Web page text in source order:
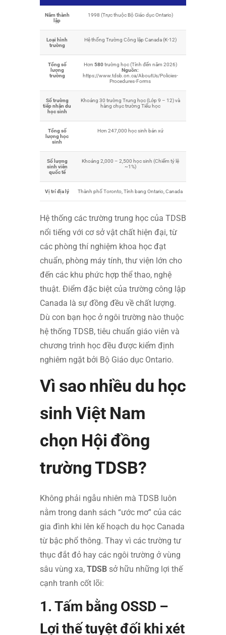
Năm thành
lập
1998 (Trực thuộc Bộ Giáo dục Ontario)
Loại hình
trường
Hệ thống Trường Công lập Canada (K-12)
Tổng số
lượng
trường
Hơn 580trường học (Tính đến năm 2026)
Nguồn:
https://www.tdsb.on.ca/AboutUs/Policies-
Procedures-Forms
Số trường
tiếp nhận du
học sinh
Khoảng 30 trường Trung học (Lớp 9 – 12) và
hàng chục trường Tiểu học
Tổng số
lượng học
sinh
Hơn 247,000 học sinh bản xứ
Số lượng
sinh viên
quốc tế
Khoảng 2,000 – 2,500 học sinh (Chiếm tỷ lệ
~1%)
Vị trí địa lý Thành phố Toronto, Tỉnh bang Ontario, Canada
Hệ thống các trường trung học của TDSB
nổi tiếng với cơ sở vật chất hiện đại, từ
các phòng thí nghiệm khoa học đạt
chuẩn, phòng máy tính, thư viện lớn cho
đến các khu phức hợp thể thao, nghệ
thuật. Điểm đặc biệt của trường công lập
Canada là sự đồng đều về chất lượng.
Dù con bạn học ở ngôi trường nào thuộc
hệ thống TDSB, tiêu chuẩn giáo viên và
chương trình học đều được kiểm định
nghiêm ngặt bởi Bộ Giáo dục Ontario.
Vì sao nhiều du học
sinh Việt Nam
chọn Hội đồng
trường TDSB?
Không phải ngẫu nhiên mà TDSB luôn
nằm trong danh sách “ước mơ” của các
gia đình khi lên kế hoạch du học Canada
từ bậc phổ thông. Thay vì các trường tư
thục đắt đỏ hay các ngôi trường ở vùng
sâu vùng xa, TDSB sở hữu những lợi thế
cạnh tranh cốt lõi:
1. Tấm bằng OSSD –
Lợi thế tuyệt đối khi xét